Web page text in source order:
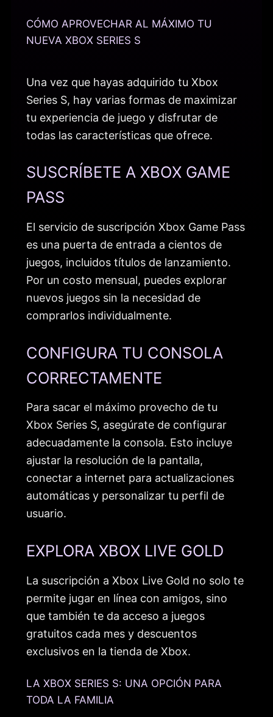
CÓMO APROVECHAR AL MÁXIMO TU
NUEVA XBOX SERIES S
Una vez que hayas adquirido tu Xbox
Series S, hay varias formas de maximizar
tu experiencia de juego y disfrutar de
todas las características que ofrece.
SUSCRÍBETE A XBOX GAME
PASS
El servicio de suscripción Xbox Game Pass
es una puerta de entrada a cientos de
juegos, incluidos títulos de lanzamiento.
Por un costo mensual, puedes explorar
nuevos juegos sin la necesidad de
comprarlos individualmente.
CONFIGURA TU CONSOLA
CORRECTAMENTE
Para sacar el máximo provecho de tu
Xbox Series S, asegúrate de configurar
adecuadamente la consola. Esto incluye
ajustar la resolución de la pantalla,
conectar a internet para actualizaciones
automáticas y personalizar tu perfil de
usuario.
EXPLORA XBOX LIVE GOLD
La suscripción a Xbox Live Gold no solo te
permite jugar en línea con amigos, sino
que también te da acceso a juegos
gratuitos cada mes y descuentos
exclusivos en la tienda de Xbox.
LA XBOX SERIES S: UNA OPCIÓN PARA
TODA LA FAMILIA